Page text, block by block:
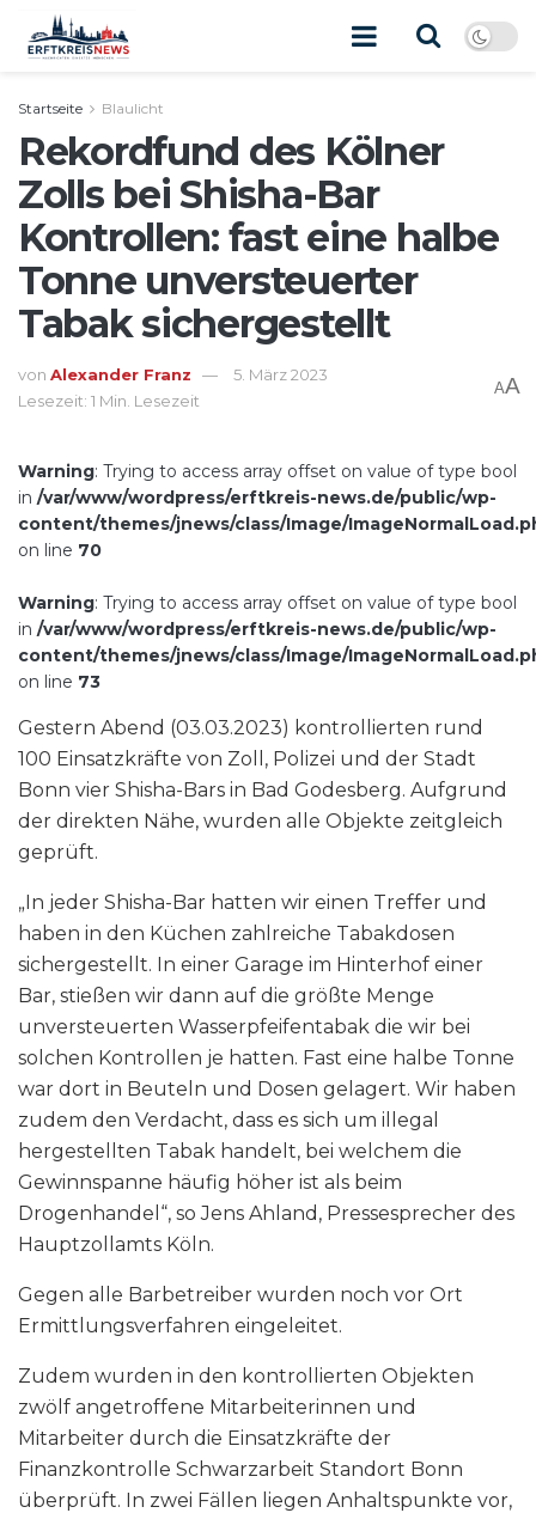
Startseite Blaulicht
Rekordfund des Kölner
Zolls bei Shisha-Bar
Kontrollen: fast eine halbe
Tonne unversteuerter
Tabak sichergestellt
von Alexander Franz
5. März 2023
Lesezeit: 1 Min. Lesezeit
AA
Warning: Trying to access array offset on value of type bool
in /var/www/wordpress/erftkreis-news.de/public/wp-
content/themes/jnews/class/Image/
on line 70
Warning: Trying to access array offset on value of type bool
in /var/www/wordpress/erftkreis-news.de/public/wp-
content/themes/jnews/class/Image/
on line 73
Gestern Abend (03.03.2023) kontrollierten rund
100 Einsatzkräfte von Zoll, Polizei und der Stadt
Bonn vier Shisha-Bars in Bad Godesberg. Aufgrund
der direkten Nähe, wurden alle Objekte zeitgleich
geprüft.
„In jeder Shisha-Bar hatten wir einen Treffer und
haben in den Küchen zahlreiche Tabakdosen
sichergestellt. In einer Garage im Hinterhof einer
Bar, stießen wir dann auf die größte Menge
unversteuerten Wasserpfeifentabak die wir bei
solchen Kontrollen je hatten. Fast eine halbe Tonne
war dort in Beuteln und Dosen gelagert. Wir haben
zudem den Verdacht, dass es sich um illegal
hergestellten Tabak handelt, bei welchem die
Gewinnspanne häufig höher ist als beim
Drogenhandel“, so Jens Ahland, Pressesprecher des
Hauptzollamts Köln.
Gegen alle Barbetreiber wurden noch vor Ort
Ermittlungsverfahren eingeleitet.
Zudem wurden in den kontrollierten Objekten
zwölf angetroffene Mitarbeiterinnen und
Mitarbeiter durch die Einsatzkräfte der
Finanzkontrolle Schwarzarbeit Standort Bonn
überprüft. In zwei Fällen liegen Anhaltspunkte vor,